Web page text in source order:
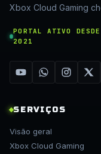
Xbox Cloud Gaming
PORTAL ATIVO DESDE
2021
SERVIÇOS
Visão geral
Xbox Cloud Gaming